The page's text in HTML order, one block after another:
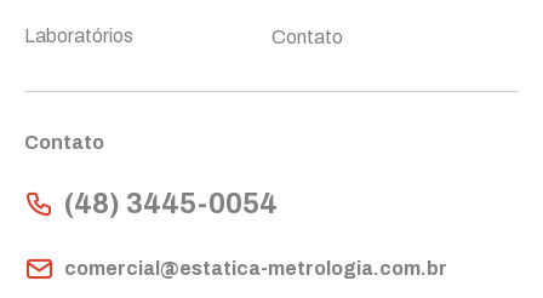
Laboratórios Contato
Contato
(48) 3445-0054
comercial@estatica-metrologia.com.br